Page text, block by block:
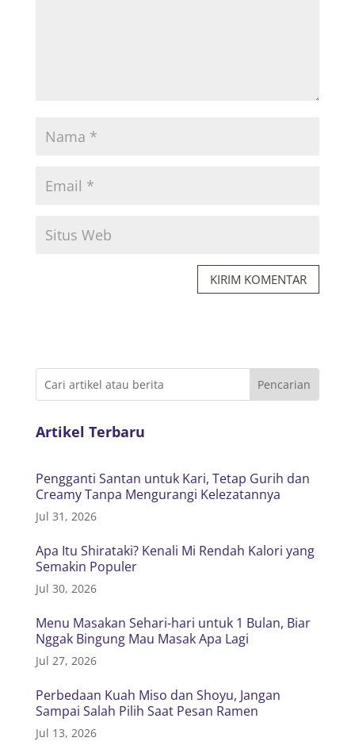
KIRIM KOMENTAR
Artikel Terbaru
Pengganti Santan untuk Kari, Tetap Gurih dan
Creamy Tanpa Mengurangi Kelezatannya
Jul 31, 2026
Apa Itu Shirataki? Kenali Mi Rendah Kalori yang
Semakin Populer
Jul 30, 2026
Menu Masakan Sehari-hari untuk 1 Bulan, Biar
Nggak Bingung Mau Masak Apa Lagi
Jul 27, 2026
Perbedaan Kuah Miso dan Shoyu, Jangan
Sampai Salah Pilih Saat Pesan Ramen
Jul 13, 2026